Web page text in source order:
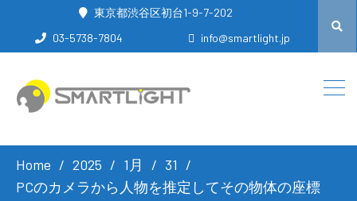
東京都渋谷区初台1-9-7-202
03-5738-7804
info@smartlight.jp
Home 2025 1月
31
PCのカメラから人物を推定してその物体の座標